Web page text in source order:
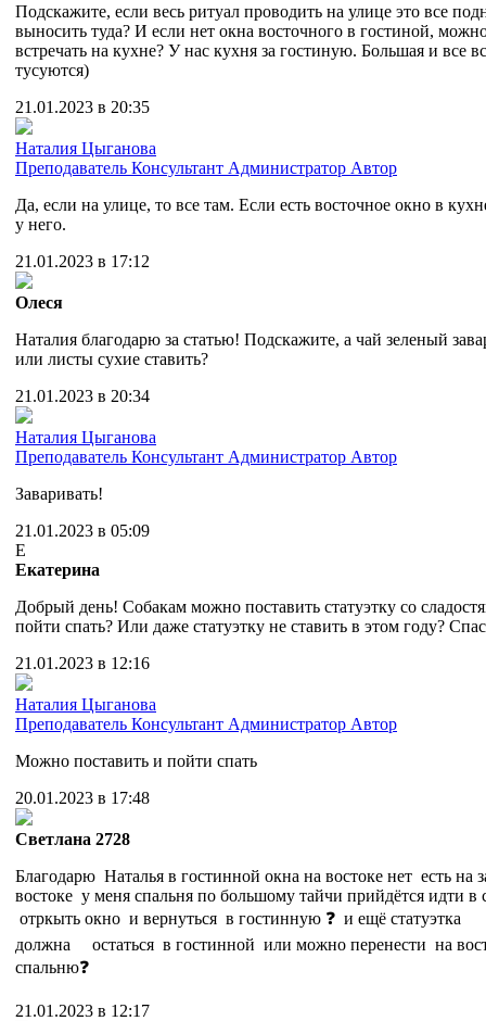
Подскажите, если весь ритуал проводить на улице это все
выносить туда? И если нет окна восточного в гостиной,
встречать на кухне? У нас кухня за гостиную. Большая и все
тусуются)
21.01.2023 в 20:35
Наталия Цыганова
Преподаватель Консультант Администратор Автор
Да, если на улице, то все там. Если есть восточное окно в
у него.
21.01.2023 в 17:12
Олеся
Наталия благодарю за статью! Подскажите, а чай зеленый
или листы сухие ставить?
21.01.2023 в 20:34
Наталия Цыганова
Преподаватель Консультант Администратор Автор
Заваривать!
21.01.2023 в 05:09
Е
Екатерина
Добрый день! Собакам можно поставить статуэтку со
пойти спать? Или даже статуэтку не ставить в этом году?
21.01.2023 в 12:16
Наталия Цыганова
Преподаватель Консультант Администратор Автор
Можно поставить и пойти спать
20.01.2023 в 17:48
Cветлана 2728
Благодарю Наталья в гостинной окна на востоке нет есть на
востоке у меня спальня по большому тайчи прийдётся идти
отркыть окно и вернуться в гостинную ❓ и ещё
должна остаться в гостинной или можно перенести на
спальню❓
21.01.2023 в 12:17